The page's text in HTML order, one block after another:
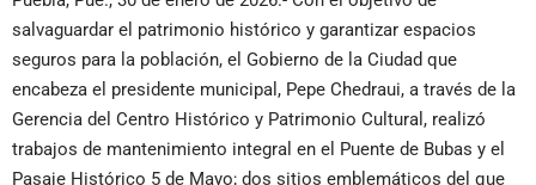
salvaguardar el patrimonio histórico y garantizar espacios
seguros para la población, el Gobierno de la Ciudad que
encabeza el presidente municipal, Pepe Chedraui, a través de la
Gerencia del Centro Histórico y Patrimonio Cultural, realizó
trabajos de mantenimiento integral en el Puente de Bubas y el
Pasaje Histórico 5 de Mayo; dos sitios emblemáticos del que